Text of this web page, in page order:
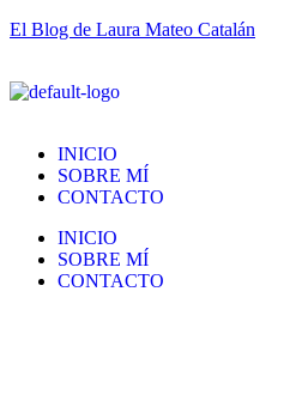
El Blog de Laura Mateo Catalán
INICIO
SOBRE MÍ
CONTACTO
INICIO
SOBRE MÍ
CONTACTO